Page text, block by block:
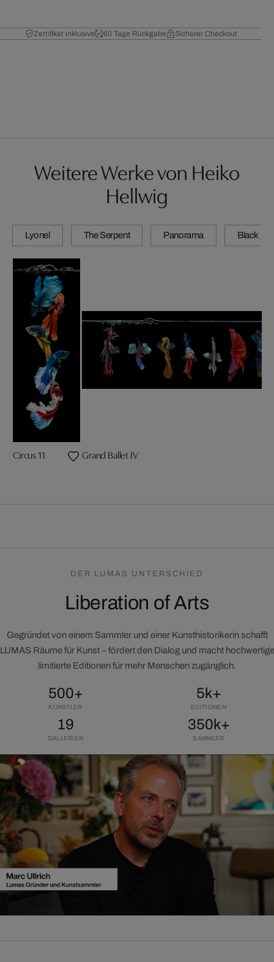
Zertifikat inklusive 60 Tage Rückgabe Sicherer Checkout
Weitere Werke von Heiko
Hellwig
Lyonel The Serpent Panorama Black
Circus 11 Grand Ballet IV
DER LUMAS UNTERSCHIED
Liberation of Arts
Gegründet von einem Sammler und einer Kunsthistorikerin schafft
LUMAS Räume für Kunst – fördert den Dialog und macht hochwertige
limitierte Editionen für mehr Menschen zugänglich.
500+
KÜNSTLER
5k+
EDITIONEN
19
GALLERIEN
350k+
SAMMLER